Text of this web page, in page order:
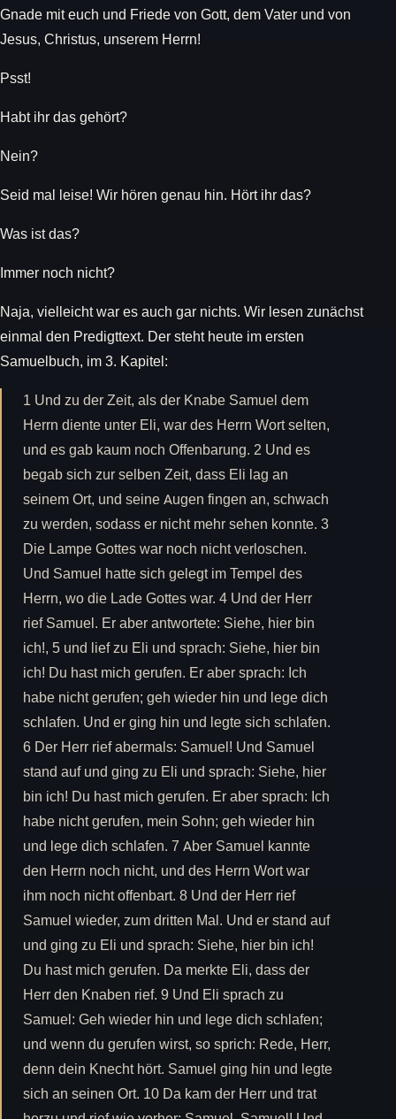
Gnade mit euch und Friede von Gott, dem Vater und von
Jesus, Christus, unserem Herrn!
Psst!
Habt ihr das gehört?
Nein?
Seid mal leise! Wir hören genau hin. Hört ihr das?
Was ist das?
Immer noch nicht?
Naja, vielleicht war es auch gar nichts. Wir lesen zunächst
einmal den Predigttext. Der steht heute im ersten
Samuelbuch, im 3. Kapitel:
1 Und zu der Zeit, als der Knabe Samuel dem
Herrn diente unter Eli, war des Herrn Wort selten,
und es gab kaum noch Offenbarung. 2 Und es
begab sich zur selben Zeit, dass Eli lag an
seinem Ort, und seine Augen fingen an, schwach
zu werden, sodass er nicht mehr sehen konnte. 3
Die Lampe Gottes war noch nicht verloschen.
Und Samuel hatte sich gelegt im Tempel des
Herrn, wo die Lade Gottes war. 4 Und der Herr
rief Samuel. Er aber antwortete: Siehe, hier bin
ich!, 5 und lief zu Eli und sprach: Siehe, hier bin
ich! Du hast mich gerufen. Er aber sprach: Ich
habe nicht gerufen; geh wieder hin und lege dich
schlafen. Und er ging hin und legte sich schlafen.
6 Der Herr rief abermals: Samuel! Und Samuel
stand auf und ging zu Eli und sprach: Siehe, hier
bin ich! Du hast mich gerufen. Er aber sprach: Ich
habe nicht gerufen, mein Sohn; geh wieder hin
und lege dich schlafen. 7 Aber Samuel kannte
den Herrn noch nicht, und des Herrn Wort war
ihm noch nicht offenbart. 8 Und der Herr rief
Samuel wieder, zum dritten Mal. Und er stand auf
und ging zu Eli und sprach: Siehe, hier bin ich!
Du hast mich gerufen. Da merkte Eli, dass der
Herr den Knaben rief. 9 Und Eli sprach zu
Samuel: Geh wieder hin und lege dich schlafen;
und wenn du gerufen wirst, so sprich: Rede, Herr,
denn dein Knecht hört. Samuel ging hin und legte
sich an seinen Ort. 10 Da kam der Herr und trat